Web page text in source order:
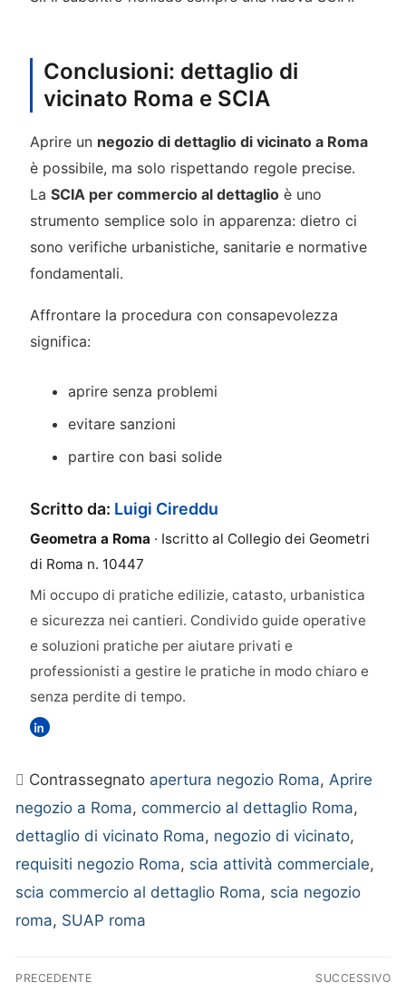
Conclusioni: dettaglio di
vicinato Roma e SCIA
Aprire un negozio di dettaglio di vicinato a Roma
è possibile, ma solo rispettando regole precise.
La SCIA per commercio al dettaglioè uno
strumento semplice solo in apparenza: dietro ci
sono verifiche urbanistiche, sanitarie e normative
fondamentali.
Affrontare la procedura con consapevolezza
significa:
aprire senza problemi
evitare sanzioni
partire con basi solide
Scritto da: Luigi Cireddu
Geometra a Roma · Iscritto al Collegio dei Geometri
di Roma n. 10447
Mi occupo di pratiche edilizie, catasto, urbanistica
e sicurezza nei cantieri. Condivido guide operative
e soluzioni pratiche per aiutare privati e
professionisti a gestire le pratiche in modo chiaro e
senza perdite di tempo.
Contrassegnato apertura negozio Roma, Aprire
negozio a Roma, commercio al dettaglio Roma,
dettaglio di vicinato Roma, negozio di vicinato,
requisiti negozio Roma, scia attività commerciale,
scia commercio al dettaglio Roma, scia negozio
roma, SUAP roma
PRECEDENTE SUCCESSIVO